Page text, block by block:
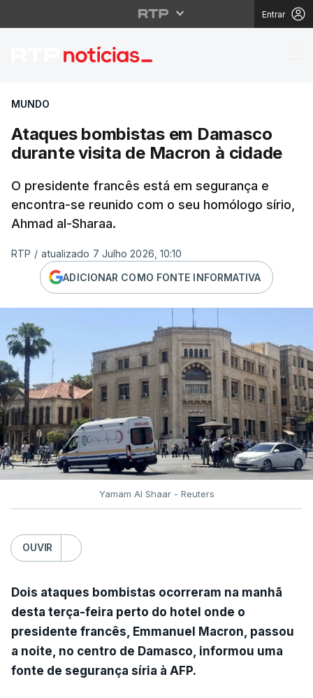
Entrar
Ataques bombistas
MUNDO
Ataques bombistas em Damasco
durante visita de Macron à cidade
O presidente francês está em segurança e
encontra-se reunido com o seu homólogo sírio,
Ahmad al-Sharaa.
RTP / atualizado 7 Julho 2026, 10:10
ADICIONAR COMO FONTE INFORMATIVA
Yamam Al Shaar - Reuters
OUVIR
Dois ataques bombistas ocorreram na manhã
desta terça-feira perto do hotel onde o
presidente francês, Emmanuel Macron, passou
a noite, no centro de Damasco, informou uma
fonte de segurança síria à AFP.